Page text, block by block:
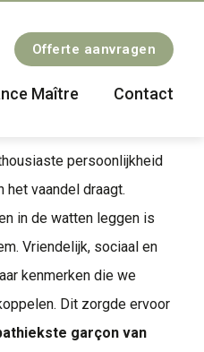
Offerte aanvragen
Maître Contact
van elke
persoonlijkheid
het vaandel draagt.
in de watten leggen is
Vriendelijk, sociaal en
kenmerken die we
Dit zorgde ervoor
garçon van